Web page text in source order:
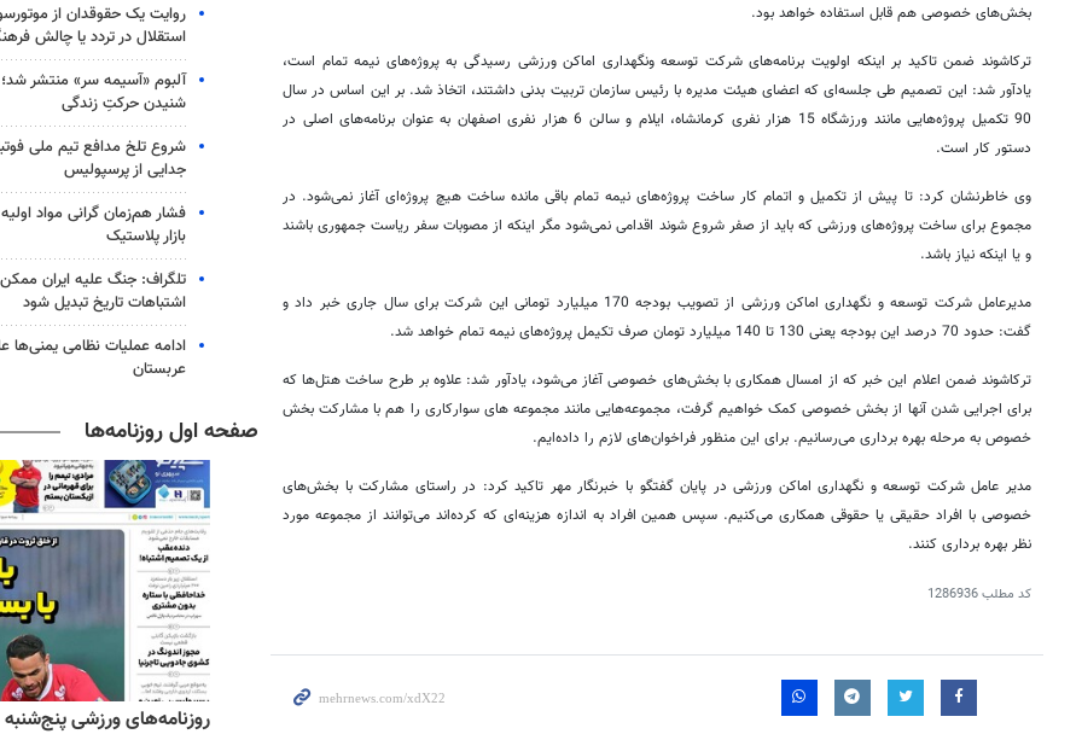
بخش‌های خصوصی هم قابل استفاده خواهد بود.
ترکاشوند ضمن تاکید بر اینکه اولویت برنامه‌های شرکت توسعه ونگهداری اماکن ورزشی رسیدگی به پروژه‌های نیمه تمام است،
یادآور شد: این تصمیم طی جلسه‌ای که اعضای هیئت مدیره با رئیس سازمان تربیت بدنی داشتند، اتخاذ شد. بر این اساس در سال
90 تکمیل پروژه‌هایی مانند ورزشگاه 15 هزار نفری کرمانشاه، ایلام و سالن 6 هزار نفری اصفهان به عنوان برنامه‌های اصلی در
دستور کار است.
وی خاطرنشان کرد: تا پیش از تکمیل و اتمام کار ساخت پروژه‌های نیمه تمام باقی مانده ساخت هیچ پروژه‌ای آغاز نمی‌شود. در
مجموع برای ساخت پروژه‌های ورزشی که باید از صفر شروع شوند اقدامی نمی‌شود مگر اینکه از مصوبات سفر ریاست جمهوری باشند
و یا اینکه نیاز باشد.
مدیرعامل شرکت توسعه و نگهداری اماکن ورزشی از تصویب بودجه 170 میلیارد تومانی این شرکت برای سال جاری خبر داد و
گفت: حدود 70 درصد این بودجه یعنی 130 تا 140 میلیارد تومان صرف تکیمل پروژه‌های نیمه تمام خواهد شد.
ترکاشوند ضمن اعلام این خبر که از امسال همکاری با بخش‌های خصوصی آغاز می‌شود، یادآور شد: علاوه بر طرح ساخت هتل‌ها که
برای اجرایی شدن آنها از بخش خصوصی کمک خواهیم گرفت، مجموعه‌هایی مانند مجموعه های سوارکاری را هم با مشارکت بخش
خصوص به مرحله بهره برداری می‌رسانیم. برای این منظور فراخوان‌های لازم را داده‌ایم.
مدیر عامل شرکت توسعه و نگهداری اماکن ورزشی در پایان گفتگو با خبرنگار مهر تاکید کرد: در راستای مشارکت با بخش‌های
خصوصی با افراد حقیقی یا حقوقی همکاری می‌کنیم. سپس همین افراد به اندازه هزینه‌ای که کرده‌اند می‌توانند از مجموعه مورد
نظر بهره برداری کنند.
کد مطلب1286936
روایت یک حقوقدان از
استقلال در تردد یا چالش
آلبوم «آسیمه سر» منتشر
شنیدن حرکتِ زندگی
شروع تلخ مدافع تیم ملی
جدایی از پرسپولیس
فشار هم‌زمان گرانی مواد
بازار پلاستیک
تلگراف: جنگ علیه ایران
اشتباهات تاریخ تبدیل شود
ادامه عملیات نظامی یمنی‌ها
عربستان
صفحه اول روزنامه‌ها
روزنامه‌های اقتصادی پنج‌شنبه ۱۵ مرداد ۱۴۰۵ روزنامه‌های ورزشی پنج‌شنبه ۱۵ مرداد ۱۴۰۵